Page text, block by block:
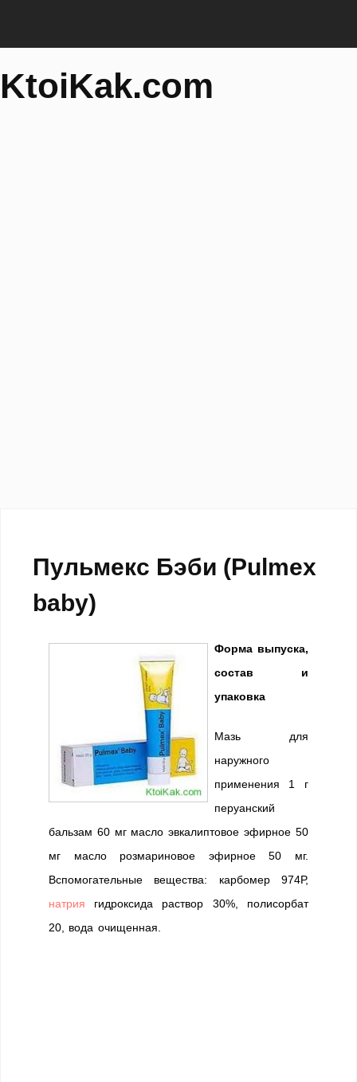
KtoiKak.com
Пульмекс Бэби (Pulmex
baby)
Форма выпуска,
состав и
упаковка
Мазь для
наружного
применения 1 г
перуанский
бальзам 60 мг масло эвкалиптовое эфирное 50
мг масло розмариновое эфирное 50 мг.
Вспомогательные вещества: карбомер 974Р,
натрия гидроксида раствор 30%, полисорбат
20, вода очищенная.